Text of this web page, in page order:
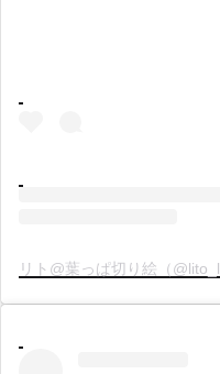
リト@葉っぱ切り絵（